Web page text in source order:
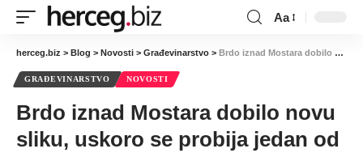
Aa
herceg.biz > Blog > Novosti > Građevinarstvo > Brdo iznad Mostara dobilo novu sliku, uskoro se probija jedan od najdužih tunela u BiH
GRAĐEVINARSTVO NOVOSTI
Brdo iznad Mostara dobilo novu
sliku, uskoro se probija jedan od